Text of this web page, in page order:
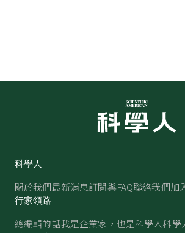
科學人
關於我們最新消息訂閱與FAQ聯絡我們加
行家領路
總編輯的話我是企業家，也是科學人科學